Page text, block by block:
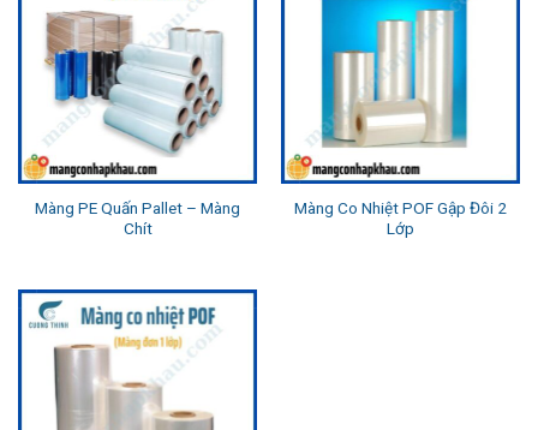
Màng PE Quấn Pallet – Màng
Chít
Màng Co Nhiệt POF Gập Đôi 2
Lớp